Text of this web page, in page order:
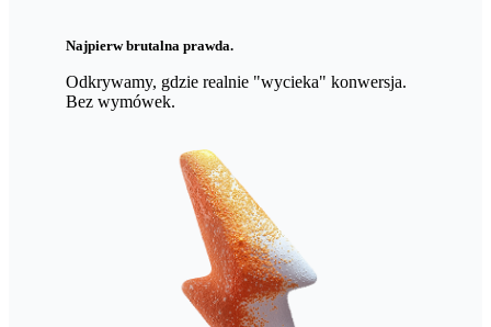
Najpierw brutalna prawda.
Odkrywamy, gdzie realnie "wycieka" konwersja.
Bez wymówek.